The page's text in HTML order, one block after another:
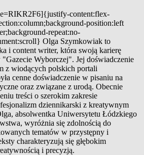
content:flex-
position:left
repeat:no-
Olga Szymkowiak to
i content writer, która swoją karierę
"Gazecie Wyborczej". Jej doświadczenie
z wiodących polskich portali
cenne doświadczenie w pisaniu na
oraz związane z urodą. Obecnie
treści o szerokim zakresie
dziennikarski z kreatywnym
absolwentka Uniwersytetu Łódzkiego
wyróżnia się zdolnością do
tematów w przystępny i
charakteryzują się głębokim
i precyzją.